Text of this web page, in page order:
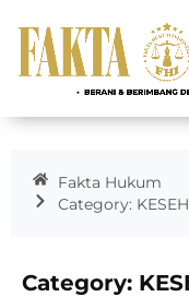
Fakta Hukum
Category:
Category: